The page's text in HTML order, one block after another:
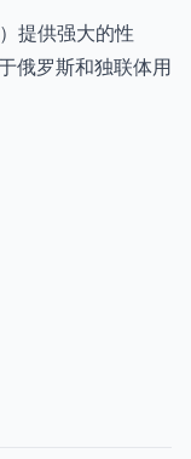
提供强大的性
俄罗斯和独联体用